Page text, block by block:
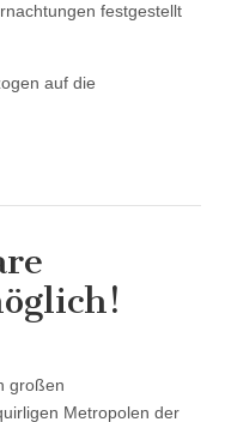
festgestellt
auf die
großen
Metropolen der